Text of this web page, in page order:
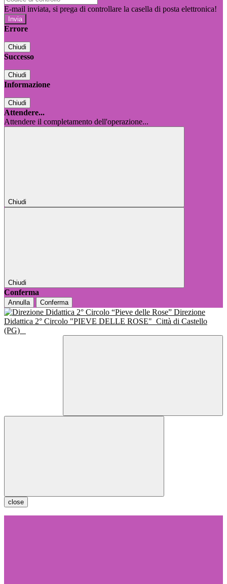
E-mail inviata, si prega di controllare la casella di posta elettronica!
Errore
Chiudi
Successo
Chiudi
Informazione
Chiudi
Attendere...
Attendere il completamento dell'operazione...
Chiudi
Chiudi
Conferma
Annulla Conferma
Direzione
Didattica 2° Circolo "PIEVE DELLE ROSE" Città di Castello
(PG)
close